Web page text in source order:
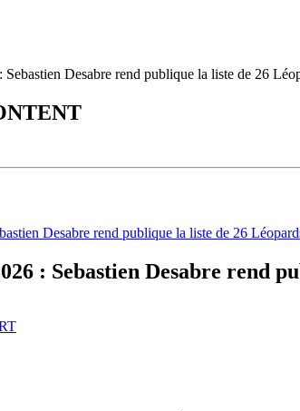
Desabre rend publique la liste de 26
: Sebastien Desabre rend